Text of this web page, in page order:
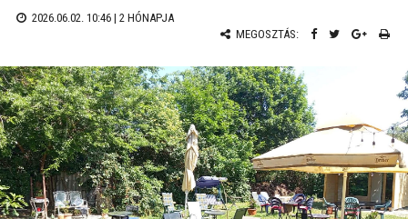
2026.06.02. 10:46 | 2 HÓNAPJA
MEGOSZTÁS: